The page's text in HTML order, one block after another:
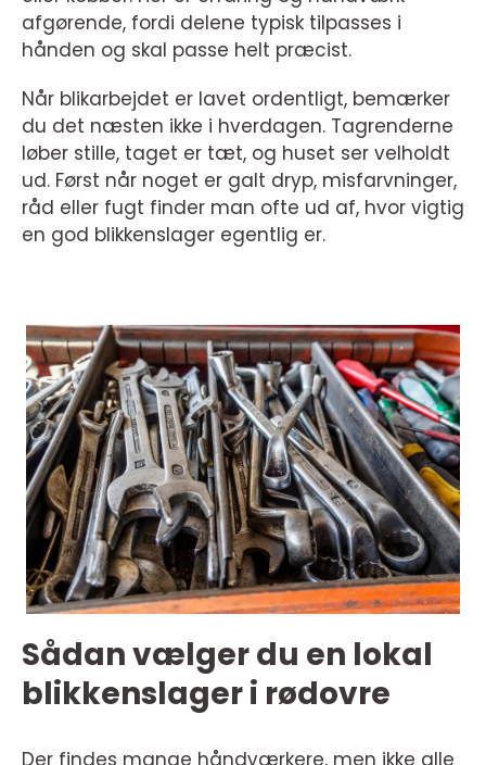
afgørende, fordi delene typisk tilpasses i
hånden og skal passe helt præcist.
Når blikarbejdet er lavet ordentligt, bemærker
du det næsten ikke i hverdagen. Tagrenderne
løber stille, taget er tæt, og huset ser velholdt
ud. Først når noget er galt dryp, misfarvninger,
råd eller fugt finder man ofte ud af, hvor vigtig
en god blikkenslager egentlig er.
Sådan vælger du en lokal
blikkenslager i rødovre